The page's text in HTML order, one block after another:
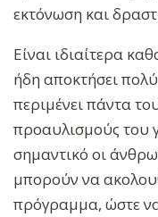
εκτόνωση και
Είναι ιδιαίτερα
ήδη αποκτήσει
περιμένει πάντα
προαυλισμούς του
σημαντικό οι
μπορούν να
πρόγραμμα, ώστε